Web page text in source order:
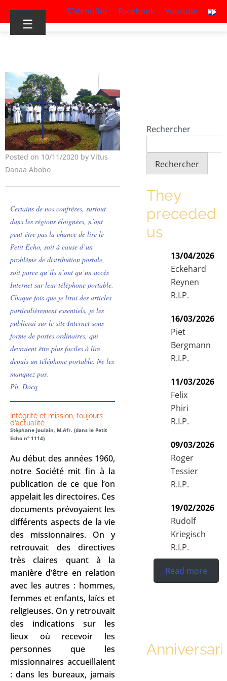
S’identifier Facebook Youtube
☰
Posted on 10/11/2020 by Vitus
Danaa Abobo
Certains de nos confrères, surtout
dans les régions éloignées, n’ont
peut-être pas la chance de lire le
Petit Echo, soit à cause d’un
problème de distribution postale,
soit parce qu’ils n’ont qu’un accès
Internet sur leur téléphone portable.
Chaque fois que je lirai des articles
particulièrement essentiels, je les
publierai sur le site Internet sous
forme de postes ordinaires, qui
devraient être plus faciles à lire
depuis un téléphone portable. Ne les
manquez pas.
Ph. Docq
Intégrité et mission, toujours
d’actualité
Stéphane Joulain, M.Afr. (dans le Petit
Echo n° 1114)
Au début des années 1960,
notre Société mit fin à la
publication de ce que l’on
appelait les directoires. Ces
documents prévoyaient les
différents aspects de la vie
des missionnaires. On y
retrouvait des directives
très claires quant à la
manière d’être en relation
avec les autres : hommes,
femmes et enfants, laïcs et
religieuses. On y retrouvait
des indications sur les
lieux où recevoir les
personnes que les
missionnaires accueillaient
: dans les bureaux, jamais
Rechercher
Rechercher
They
preceded
us
13/04/2026
Eckehard
Reynen
R.I.P.
16/03/2026
Piet
Bergmann
R.I.P.
11/03/2026
Felix
Phiri
R.I.P.
09/03/2026
Roger
Tessier
R.I.P.
19/02/2026
Rudolf
Kriegisch
R.I.P.
Read more